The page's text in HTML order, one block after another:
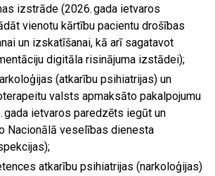
izstrāde (2026. gada ietvaros
vienotu kārtību pacientu drošības
un izskatīšanai, kā arī sagatavot
digitāla risinājuma izstādei);
(atkarību psihiatrijas) un
valsts apmaksāto pakalpojumu
gada ietvaros paredzēts iegūt un
Nacionālā veselības dienesta
atkarību psihiatrijas (narkoloģijas)